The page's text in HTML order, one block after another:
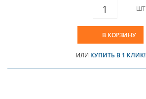
ШТ
В КОРЗИНУ
ИЛИ КУПИТЬ В 1 КЛИК!